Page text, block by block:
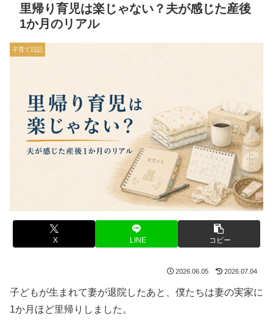
里帰り育児は楽じゃない？夫が感じた産後
1か月のリアル
子育て日記
X LINE コピー
2026.06.05 2026.07.04
子どもが生まれて妻が退院したあと、僕たちは妻の実家に
1か月ほど里帰りしました。